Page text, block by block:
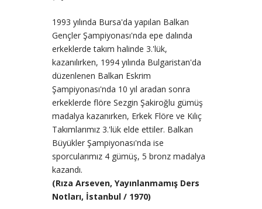
1993 yılında Bursa'da yapılan Balkan
Gençler Şampiyonası'nda epe dalında
erkeklerde takım halinde 3.'lük,
kazanılırken, 1994 yılında Bulgaristan'da
düzenlenen Balkan Eskrim
Şampiyonası'nda 10 yıl aradan sonra
erkeklerde flöre Sezgin Şakiroğlu gümüş
madalya kazanırken, Erkek Flöre ve Kılıç
Takımlarımız 3.'lük elde ettiler. Balkan
Büyükler Şampiyonası'nda ise
sporcularımız 4 gümüş, 5 bronz madalya
kazandı.
(Rıza Arseven, Yayınlanmamış Ders
Notları, İstanbul / 1970)